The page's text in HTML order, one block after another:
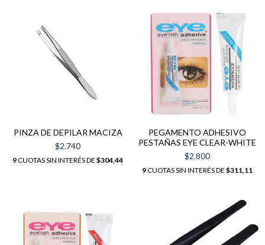
PINZA DE DEPILAR MACIZA
$2.740
9CUOTAS SIN INTERÉS DE $304,44
PEGAMENTO ADHESIVO
PESTAÑAS EYE CLEAR-WHITE
$2.800
9CUOTAS SIN INTERÉS DE $311,11